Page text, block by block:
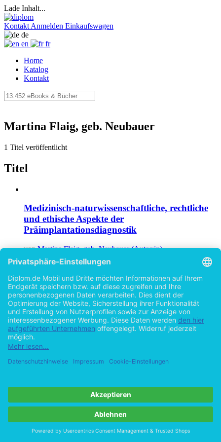
Lade Inhalt...
Kontakt Anmelden Einkaufswagen
de
en
fr
Home
Katalog
Kontakt
Martina Flaig, geb. Neubauer
1 Titel veröffentlicht
Titel
Medizinisch-naturwissenschaftliche, rechtliche
und ethische Aspekte der
Präimplantationsdiagnostik
vonMartina Flaig, geb. Neubauer (Autor:in)
©2008 Diplomarbeit
Hilfe/FAQ
Impressum
Datenschutz
AGB
Vertrag widerrufen
Zur Desktop-Version
Copyright ©Imprint in der Bedey & Thoms Media GmbH
byOpen Publishing